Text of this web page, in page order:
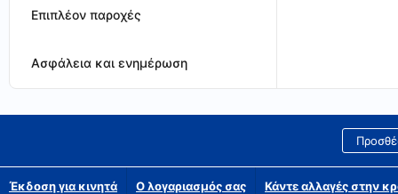
Επιπλέον παροχές
Ασφάλεια και ενημέρωση
Έκδοση για κινητά Ο λογαριασμός σας Κάντε αλλαγές στην